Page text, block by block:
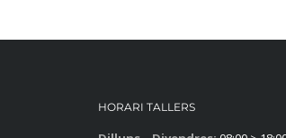
HORARI TALLERS